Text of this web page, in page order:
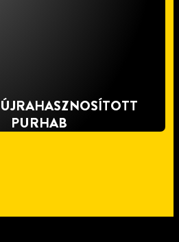
PURHAB